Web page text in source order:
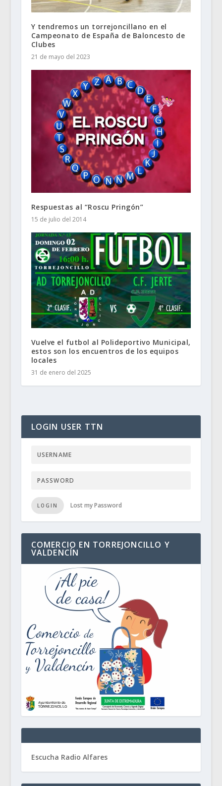
Y tendremos un torrejoncillano en el
Campeonato de España de Baloncesto de
Clubes
21 de mayo del 2023
Respuestas al “Roscu Pringón”
15 de julio del 2014
Vuelve el futbol al Polideportivo Municipal,
estos son los encuentros de los equipos
locales
31 de enero del 2025
LOGIN USER TTN
LOGIN Lost my Password
COMERCIO EN TORREJONCILLO Y
VALDENCÍN
Escucha Radio Alfares